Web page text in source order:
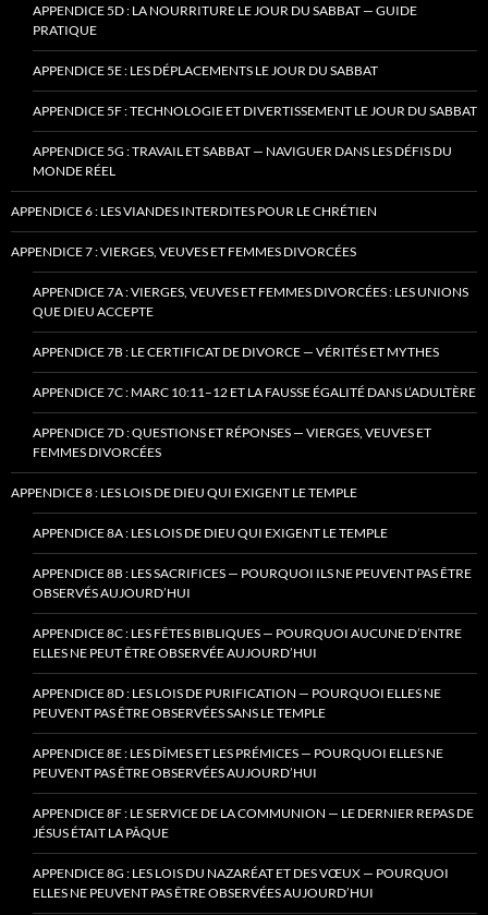
APPENDICE 5D : LA NOURRITURE LE JOUR DU SABBAT — GUIDE
PRATIQUE
APPENDICE 5E : LES DÉPLACEMENTS LE JOUR DU SABBAT
APPENDICE 5F : TECHNOLOGIE ET DIVERTISSEMENT LE JOUR DU SABBAT
APPENDICE 5G : TRAVAIL ET SABBAT — NAVIGUER DANS LES DÉFIS DU
MONDE RÉEL
APPENDICE 6 : LES VIANDES INTERDITES POUR LE CHRÉTIEN
APPENDICE 7 : VIERGES, VEUVES ET FEMMES DIVORCÉES
APPENDICE 7A : VIERGES, VEUVES ET FEMMES DIVORCÉES : LES UNIONS
QUE DIEU ACCEPTE
APPENDICE 7B : LE CERTIFICAT DE DIVORCE — VÉRITÉS ET MYTHES
APPENDICE 7C : MARC 10:11–12 ET LA FAUSSE ÉGALITÉ DANS L’ADULTÈRE
APPENDICE 7D : QUESTIONS ET RÉPONSES — VIERGES, VEUVES ET
FEMMES DIVORCÉES
APPENDICE 8 : LES LOIS DE DIEU QUI EXIGENT LE TEMPLE
APPENDICE 8A : LES LOIS DE DIEU QUI EXIGENT LE TEMPLE
APPENDICE 8B : LES SACRIFICES — POURQUOI ILS NE PEUVENT PAS ÊTRE
OBSERVÉS AUJOURD’HUI
APPENDICE 8C : LES FÊTES BIBLIQUES — POURQUOI AUCUNE D’ENTRE
ELLES NE PEUT ÊTRE OBSERVÉE AUJOURD’HUI
APPENDICE 8D : LES LOIS DE PURIFICATION — POURQUOI ELLES NE
PEUVENT PAS ÊTRE OBSERVÉES SANS LE TEMPLE
APPENDICE 8E : LES DÎMES ET LES PRÉMICES — POURQUOI ELLES NE
PEUVENT PAS ÊTRE OBSERVÉES AUJOURD’HUI
APPENDICE 8F : LE SERVICE DE LA COMMUNION — LE DERNIER REPAS DE
JÉSUS ÉTAIT LA PÂQUE
APPENDICE 8G : LES LOIS DU NAZARÉAT ET DES VŒUX — POURQUOI
ELLES NE PEUVENT PAS ÊTRE OBSERVÉES AUJOURD’HUI